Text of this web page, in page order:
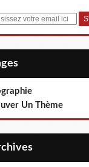
Un Thème